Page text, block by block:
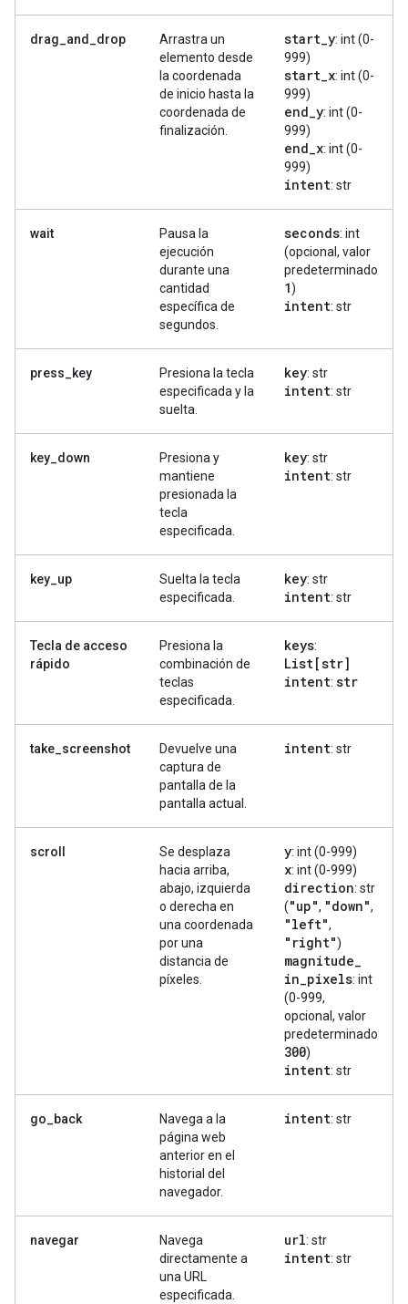
drag_and_drop
Arrastra un
elemento desde
la coordenada
de inicio hasta la
coordenada de
finalización.
start_y: int (0-
999)
start_x: int (0-
999)
end_y: int (0-
999)
end_x: int (0-
999)
intent: str
wait
Pausa la
ejecución
durante una
cantidad
específica de
segundos.
seconds: int
(opcional, valor
predeterminado
1)
intent: str
press_key
Presiona la tecla
especificada y la
suelta.
key: str
intent: str
key_down
Presiona y
mantiene
presionada la
tecla
especificada.
key: str
intent: str
key_up
Suelta la tecla
especificada.
key: str
intent: str
Tecla de acceso
rápido
Presiona la
combinación de
teclas
especificada.
keys:
List[str]
intent: str
take_screenshot
Devuelve una
captura de
pantalla de la
pantalla actual.
intent: str
scroll
Se desplaza
hacia arriba,
abajo, izquierda
o derecha en
una coordenada
por una
distancia de
píxeles.
y: int (0-999)
x: int (0-999)
direction: str
("up", "down",
"left",
"right")
magnitude_
in_pixels: int
(0-999,
opcional, valor
predeterminado
300)
intent: str
go_back
Navega a la
página web
anterior en el
historial del
navegador.
intent: str
navegar
Navega
directamente a
una URL
especificada.
url: str
intent: str